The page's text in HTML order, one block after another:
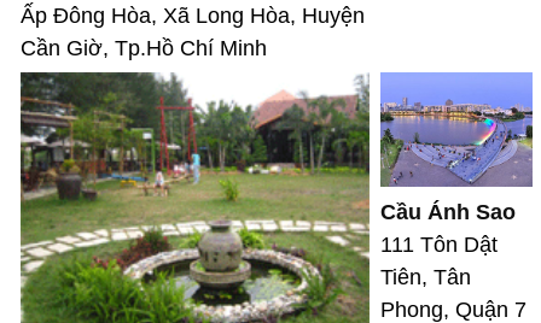
Ấp Đông Hòa, Xã Long Hòa, Huyện
Cần Giờ, Tp.Hồ Chí Minh
Cầu Ánh Sao
111 Tôn Dật
Tiên, Tân
Phong, Quận 7